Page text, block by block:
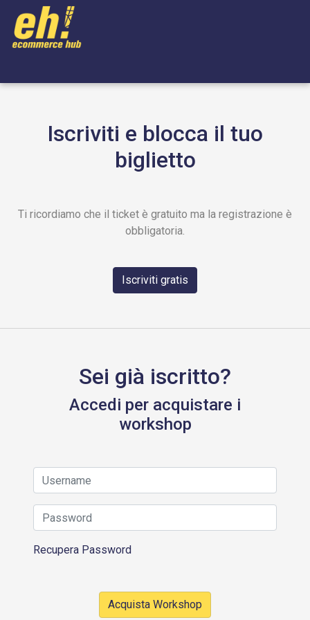
Iscriviti e blocca il tuo
biglietto
Ti ricordiamo che il ticket è gratuito ma la registrazione è
obbligatoria.
Iscriviti gratis
Sei già iscritto?
Accedi per acquistare i
workshop
Recupera Password
Acquista Workshop